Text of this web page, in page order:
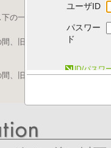
下の一部機能の停止につい
間、旧画面をご利用いただ
間、旧画面をご利用いただ
ユーザID
パスワー
ド
ID/パスワ